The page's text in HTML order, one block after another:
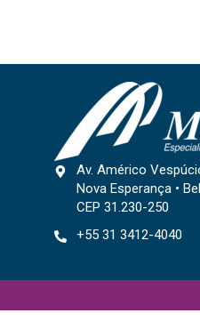
Av. Américo
Nova Esperança •
CEP 31.230-250
+55 31 3412-4040